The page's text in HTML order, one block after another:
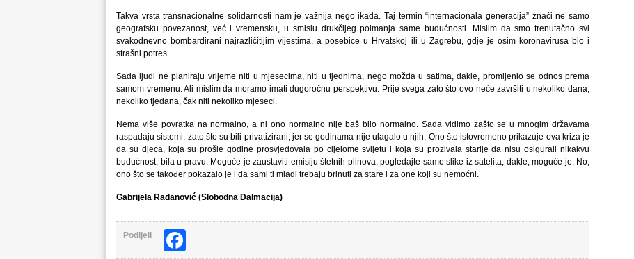
Takva vrsta transnacionalne solidarnosti nam je važnija nego ikada. Taj termin “internacionala generacija” znači ne samo
geografsku povezanost, već i vremensku, u smislu drukčijeg poimanja same budućnosti. Mislim da smo trenutačno svi
svakodnevno bombardirani najrazličitijim vijestima, a posebice u Hrvatskoj ili u Zagrebu, gdje je osim koronavirusa bio i
strašni potres.
Sada ljudi ne planiraju vrijeme niti u mjesecima, niti u tjednima, nego možda u satima, dakle, promijenio se odnos prema
samom vremenu. Ali mislim da moramo imati dugoročnu perspektivu. Prije svega zato što ovo neće završiti u nekoliko dana,
nekoliko tjedana, čak niti nekoliko mjeseci.
Nema više povratka na normalno, a ni ono normalno nije baš bilo normalno. Sada vidimo zašto se u mnogim državama
raspadaju sistemi, zato što su bili privatizirani, jer se godinama nije ulagalo u njih. Ono što istovremeno prikazuje ova kriza je
da su djeca, koja su prošle godine prosvjedovala po cijelome svijetu i koja su prozivala starije da nisu osigurali nikakvu
budućnost, bila u pravu. Moguće je zaustaviti emisiju štetnih plinova, pogledajte samo slike iz satelita, dakle, moguće je. No,
ono što se također pokazalo je i da sami ti mladi trebaju brinuti za stare i za one koji su nemoćni.
Gabrijela Radanović (Slobodna Dalmacija)
Podijeli